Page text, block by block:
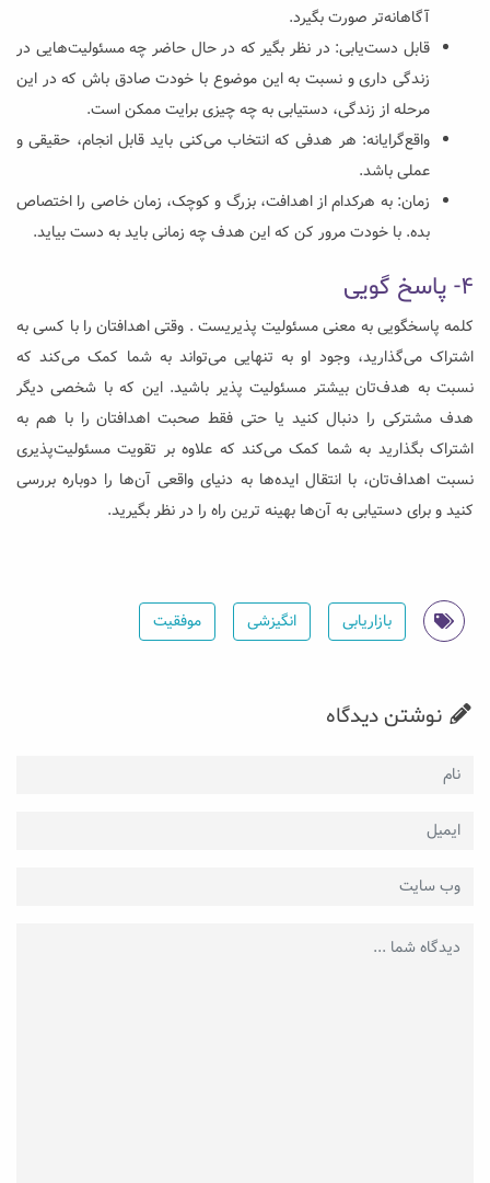
آگاهانه‌تر صورت بگیرد.
قابل دست‌یابی: در نظر بگیر که در ‌حال حاضر چه مسئولیت‌هایی در
زندگی داری و نسبت به این موضوع با خودت صادق باش که در این
مرحله از زندگی، دستیابی به چه چیزی برایت ممکن است.
واقع‌گرایانه: هر هدفی که انتخاب می‌کنی باید قابل انجام، حقیقی و
عملی باشد.
زمان:‌ به هرکدام از اهدافت، بزرگ و کوچک، زمان خاصی را اختصاص
بده. با خودت مرور کن که این هدف چه زمانی باید به دست بیاید.
۴- پاسخ گویی
کلمه پاسخگویی به معنی مسئولیت پذیریست . وقتی اهدافتان را با کسی به
اشتراک می‌گذارید، وجود او به تنهایی می‌تواند به شما کمک می‌کند که
نسبت به هدف‌تان بیشتر مسئولیت پذیر باشید. این که با شخصی دیگر
هدف مشترکی را دنبال کنید یا حتی فقط صحبت اهدافتان را با هم به
اشتراک بگذارید به شما کمک می‌کند که علاوه بر تقویت مسئولیت‌پذیری
نسبت اهداف‌تان، با انتقال ایده‌ها به دنیای واقعی آن‌ها را دوباره بررسی
کنید و برای دستیابی به آن‌ها بهینه ترین راه را در نظر بگیرید.
بازاریابی انگیزشی موفقیت
نوشتن دیدگاه